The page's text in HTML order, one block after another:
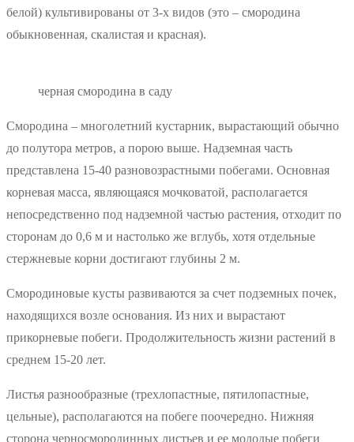
белой) культивированы от 3-х видов (это – смородина
обыкновенная, скалистая и красная).
черная смородина в саду
Смородина – многолетний кустарник, вырастающий обычно
до полутора метров, а порою выше. Надземная часть
представлена 15-40 разновозрастными побегами. Основная
корневая масса, являющаяся мочковатой, располагается
непосредственно под надземной частью растения, отходит по
сторонам до 0,6 м и настолько же вглубь, хотя отдельные
стержневые корни достигают глубины 2 м.
Смородиновые кусты развиваются за счет подземных почек,
находящихся возле основания. Из них и вырастают
прикорневые побеги. Продолжительность жизни растений в
среднем 15-20 лет.
Листья разнообразные (трехлопастные, пятилопастные,
цельные), располагаются на побеге поочередно. Нижняя
сторона черносмородинных листьев и ее молодые побеги